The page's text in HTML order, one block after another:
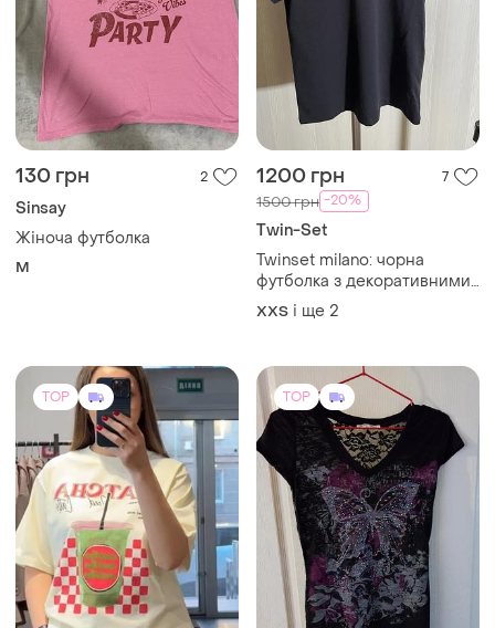
130 грн 2
Sinsay
Жіноча футболка
M
1200 грн 7
1500 грн -20%
Twin-Set
Twinset milano: чорна
футболка з декоративними
плечима та золотими
ґудзиками, розмір хс,с
XХS і ще 2
TOP TOP